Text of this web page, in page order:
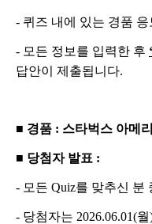
- 퀴즈 내에 있는 경품
- 모든 정보를 입력한 후 ‘
답안이 제출됩니다.
■ 경품 : 스타벅스 아메
■ 당첨자 발표 :
- 모든 Quiz를 맞추신 분
- 당첨자는 2026.06.01(월